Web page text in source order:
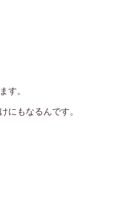
す。
にもなるんです。